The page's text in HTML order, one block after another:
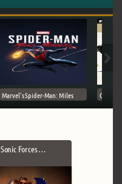
Marvel's Spider-Man: Miles Ghost
Sonic Forces …